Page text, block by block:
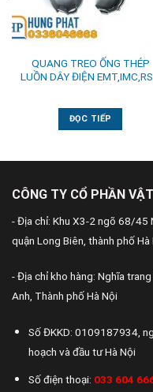
QUANG TREO ỐNG THÉP
LUỒN DÂY ĐIỆN
ĐỌC TIẾP
CÔNG TY CỔ PHẦN
- Địa chỉ: Khu X3-2 ngõ 68/45
quận Long Biên, thành phố Hà
- Địa chỉ kho hàng: Nghĩa
Anh, Thành phố Hà Nội
Số ĐKKD: 0109187934,
hoạch và đầu tư Hà Nội
Số điện thoại: 033 604